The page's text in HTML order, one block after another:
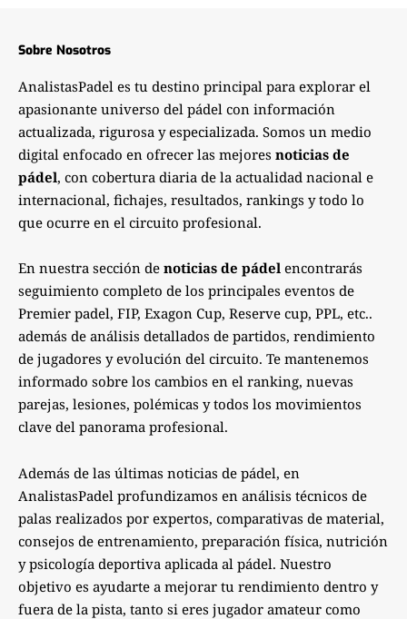
Sobre Nosotros
AnalistasPadel es tu destino principal para explorar el
apasionante universo del pádel con información
actualizada, rigurosa y especializada. Somos un medio
digital enfocado en ofrecer las mejores noticias de
pádel, con cobertura diaria de la actualidad nacional e
internacional, fichajes, resultados, rankings y todo lo
que ocurre en el circuito profesional.
En nuestra sección de noticias de pádel encontrarás
seguimiento completo de los principales eventos de
Premier padel, FIP, Exagon Cup, Reserve cup, PPL, etc..
además de análisis detallados de partidos, rendimiento
de jugadores y evolución del circuito. Te mantenemos
informado sobre los cambios en el ranking, nuevas
parejas, lesiones, polémicas y todos los movimientos
clave del panorama profesional.
Además de las últimas noticias de pádel, en
AnalistasPadel profundizamos en análisis técnicos de
palas realizados por expertos, comparativas de material,
consejos de entrenamiento, preparación física, nutrición
y psicología deportiva aplicada al pádel. Nuestro
objetivo es ayudarte a mejorar tu rendimiento dentro y
fuera de la pista, tanto si eres jugador amateur como